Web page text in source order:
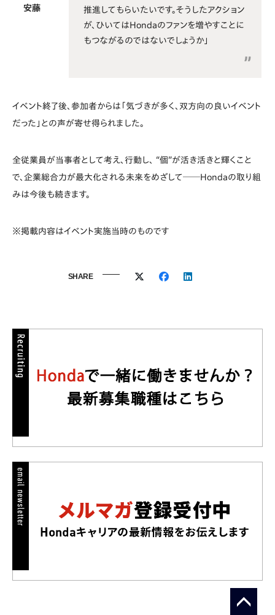
SHARE
安藤
推進してもらいたいです。そうしたアクション
が、ひいてはHondaのファンを増やすことに
もつながるのではないでしょうか」
イベント終了後、参加者からは「気づきが多く、双方向の良いイベント
だった」との声が寄せ得られました。
全従業員が当事者として考え、行動し、 “個”が活き活きと輝くこと
で、企業総合力が最大化される未来をめざして──Hondaの取り組
みは今後も続きます。
※掲載内容はイベント実施当時のものです